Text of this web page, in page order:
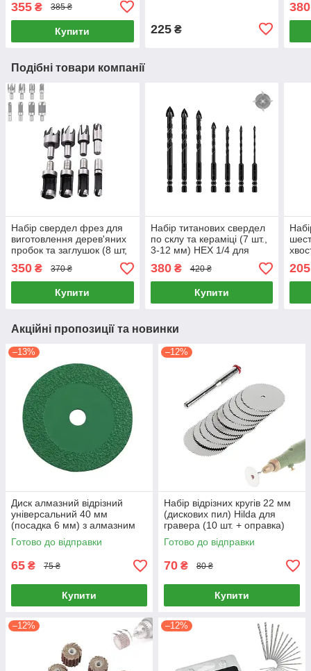
355 ₴ 385 ₴
Купити 225₴
380
Подібні товари компанії
Набір свердел фрез для
виготовлення дерев'яних
пробок та заглушок (8 шт,
6–16 мм, для чопиків та
маскування саморізів)
350 ₴ 370 ₴
Купити
Набір титанових свердел
по склу та кераміці (7 шт.,
3-12 мм) HEX 1/4 для
кахлю, порцеляни та
цегли
380₴ 420 ₴
Купити
6.5
205
Акційні пропозиції та новинки
–13%
Диск алмазний відрізний
універсальний 40 мм
(посадка 6 мм) з алмазним
напиленням для гравера,
бормашини та дриля
Готово до відправки
65 ₴ 75 ₴
Купити
–12%
Набір відрізних кругів 22 мм
(дискових пил) Hilda для
гравера (10 шт. + оправка)
Готово до відправки
70 ₴ 80 ₴
Купити
–12% –12%